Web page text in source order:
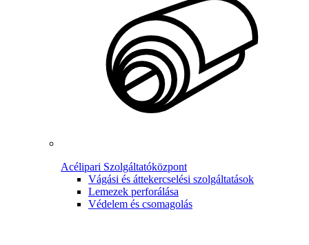
Acélipari Szolgáltatóközpont
Vágási és áttekercselési szolgáltatások
Lemezek perforálása
Védelem és csomagolás